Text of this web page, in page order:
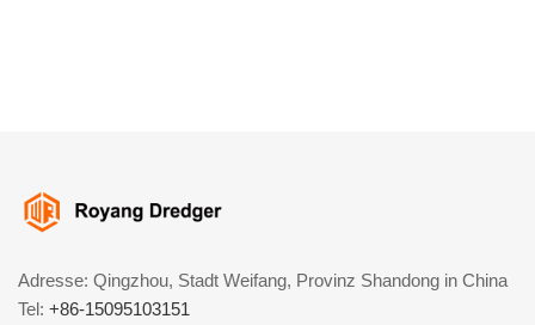
Adresse: Qingzhou, Stadt Weifang, Provinz Shandong in China
Tel: +86-15095103151